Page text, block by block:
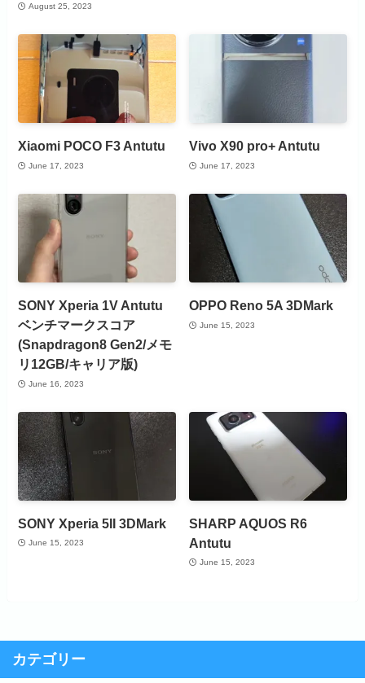
August 25, 2023
Xiaomi POCO F3 Antutu
June 17, 2023
Vivo X90 pro+ Antutu
June 17, 2023
SONY Xperia 1V Antutu
ベンチマークスコア
(Snapdragon8 Gen2/メモ
リ12GB/キャリア版)
June 16, 2023
OPPO Reno 5A 3DMark
June 15, 2023
SONY Xperia 5II 3DMark
June 15, 2023
SHARP AQUOS R6
Antutu
June 15, 2023
カテゴリー